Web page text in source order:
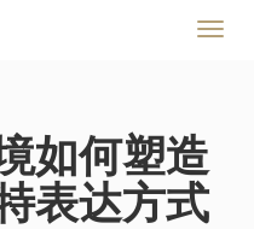
切
如何塑造
表达方式